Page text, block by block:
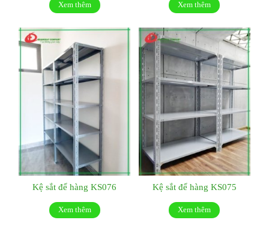
Xem thêm Xem thêm
Kệ sắt để hàng KS076
Xem thêm
Kệ sắt để hàng KS075
Xem thêm